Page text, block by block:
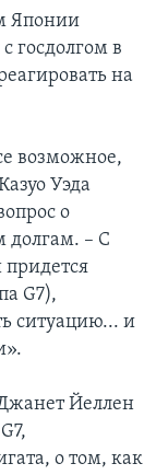
Японии
госдолгом в
на
возможное,
Уэда
о
долгам. – С
G7),
ситуацию... и
Йеллен
о том, как